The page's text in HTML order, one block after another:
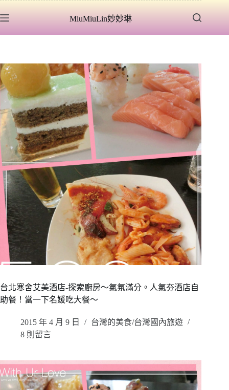
至
容
MiuMiuLin妙妙琳
台北寒舍艾美酒店-探索廚房～氣氛滿分。人氣夯酒店自
助餐！當一下名媛吃大餐～
2015 年 4 月 9 日
台灣的美食/台灣國內旅遊
8 則留言